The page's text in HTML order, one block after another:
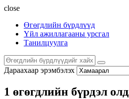
close
Өгөгдлийн бүрдлүүд
Үйл ажиллагааны урсгал
Танилцуулга
Дараахаар эрэмбэлэх
1 өгөгдлийн бүрдэл